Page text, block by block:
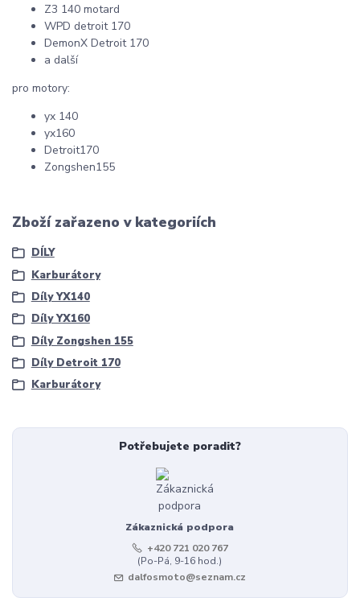
Z3 140 motard
WPD detroit 170
DemonX Detroit 170
a další
pro motory:
yx 140
yx160
Detroit170
Zongshen155
Zboží zařazeno v kategoriích
DÍLY
Karburátory
Díly YX140
Díly YX160
Díly Zongshen 155
Díly Detroit 170
Karburátory
Potřebujete poradit?
Zákaznická podpora
+420 721 020 767
(Po-Pá, 9-16 hod.)
dalfosmoto@seznam.cz